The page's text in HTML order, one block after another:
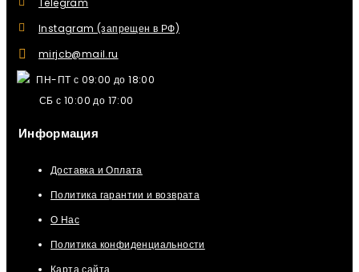
Telegram
Instagram (запрещен в РФ)
mirjcb@mail.ru
ПН-ПТ с 09:00 до 18:00
СБ с 10:00 до 17:00
Информация
Доставка и Оплата
Политика гарантии и возврата
О Нас
Политика конфиденциальности
Карта сайта